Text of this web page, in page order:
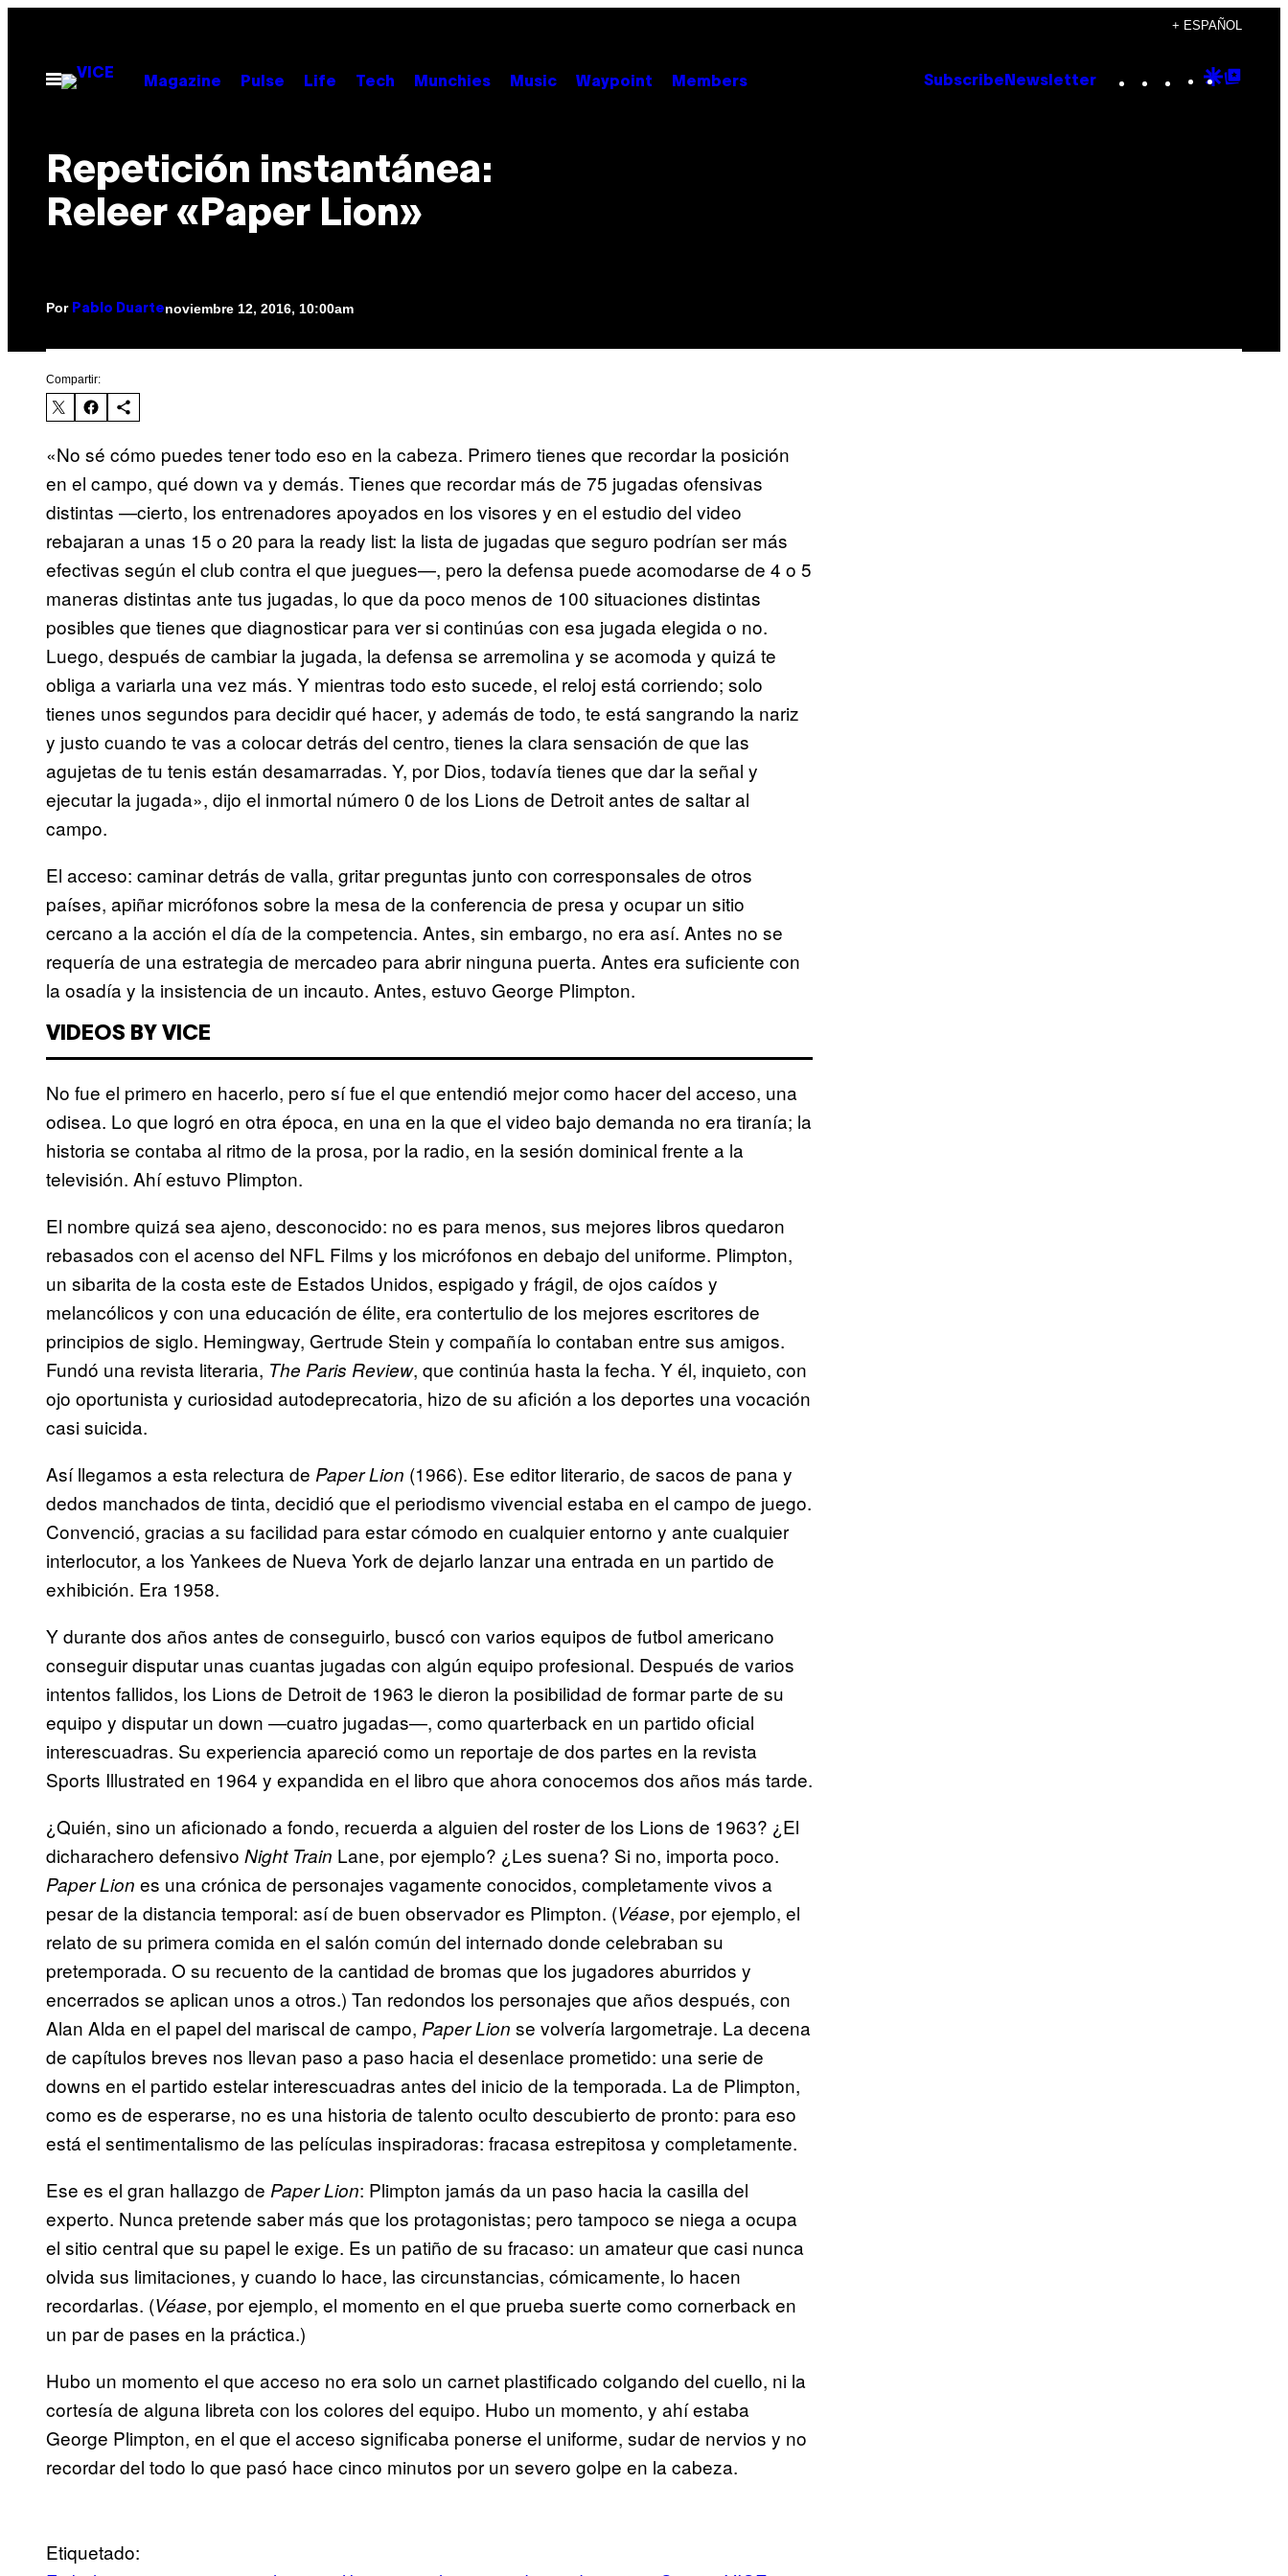
contenido
+ ESPAÑOL
Abrir
Menú
Magazine Pulse Life Tech Munchies Music Waypoint Members Subscribe Newsletter Instagram
TikTok
YouTube
Google
Repetición instantánea:
Releer «Paper Lion»
Por Pablo Duartenoviembre 12, 2016, 10:00am
Compartir:
«No sé cómo puedes tener todo eso en la cabeza. Primero tienes que recordar la posición
en el campo, qué down va y demás. Tienes que recordar más de 75 jugadas ofensivas
distintas —cierto, los entrenadores apoyados en los visores y en el estudio del video
rebajaran a unas 15 o 20 para la ready list: la lista de jugadas que seguro podrían ser más
efectivas según el club contra el que juegues—, pero la defensa puede acomodarse de 4 o 5
maneras distintas ante tus jugadas, lo que da poco menos de 100 situaciones distintas
posibles que tienes que diagnosticar para ver si continúas con esa jugada elegida o no.
Luego, después de cambiar la jugada, la defensa se arremolina y se acomoda y quizá te
obliga a variarla una vez más. Y mientras todo esto sucede, el reloj está corriendo; solo
tienes unos segundos para decidir qué hacer, y además de todo, te está sangrando la nariz
y justo cuando te vas a colocar detrás del centro, tienes la clara sensación de que las
agujetas de tu tenis están desamarradas. Y, por Dios, todavía tienes que dar la señal y
ejecutar la jugada», dijo el inmortal número 0 de los Lions de Detroit antes de saltar al
campo.
El acceso: caminar detrás de valla, gritar preguntas junto con corresponsales de otros
países, apiñar micrófonos sobre la mesa de la conferencia de presa y ocupar un sitio
cercano a la acción el día de la competencia. Antes, sin embargo, no era así. Antes no se
requería de una estrategia de mercadeo para abrir ninguna puerta. Antes era suficiente con
la osadía y la insistencia de un incauto. Antes, estuvo George Plimpton.
VIDEOS BY VICE
No fue el primero en hacerlo, pero sí fue el que entendió mejor como hacer del acceso, una
odisea. Lo que logró en otra época, en una en la que el video bajo demanda no era tiranía; la
historia se contaba al ritmo de la prosa, por la radio, en la sesión dominical frente a la
televisión. Ahí estuvo Plimpton.
El nombre quizá sea ajeno, desconocido: no es para menos, sus mejores libros quedaron
rebasados con el acenso del NFL Films y los micrófonos en debajo del uniforme. Plimpton,
un sibarita de la costa este de Estados Unidos, espigado y frágil, de ojos caídos y
melancólicos y con una educación de élite, era contertulio de los mejores escritores de
principios de siglo. Hemingway, Gertrude Stein y compañía lo contaban entre sus amigos.
Fundó una revista literaria, The Paris Review, que continúa hasta la fecha. Y él, inquieto, con
ojo oportunista y curiosidad autodeprecatoria, hizo de su afición a los deportes una vocación
casi suicida.
Así llegamos a esta relectura de Paper Lion (1966). Ese editor literario, de sacos de pana y
dedos manchados de tinta, decidió que el periodismo vivencial estaba en el campo de juego.
Convenció, gracias a su facilidad para estar cómodo en cualquier entorno y ante cualquier
interlocutor, a los Yankees de Nueva York de dejarlo lanzar una entrada en un partido de
exhibición. Era 1958.
Y durante dos años antes de conseguirlo, buscó con varios equipos de futbol americano
conseguir disputar unas cuantas jugadas con algún equipo profesional. Después de varios
intentos fallidos, los Lions de Detroit de 1963 le dieron la posibilidad de formar parte de su
equipo y disputar un down —cuatro jugadas—, como quarterback en un partido oficial
interescuadras. Su experiencia apareció como un reportaje de dos partes en la revista
Sports Illustrated en 1964 y expandida en el libro que ahora conocemos dos años más tarde.
¿Quién, sino un aficionado a fondo, recuerda a alguien del roster de los Lions de 1963? ¿El
dicharachero defensivo Night Train Lane, por ejemplo? ¿Les suena? Si no, importa poco.
Paper Lion es una crónica de personajes vagamente conocidos, completamente vivos a
pesar de la distancia temporal: así de buen observador es Plimpton. (Véase, por ejemplo, el
relato de su primera comida en el salón común del internado donde celebraban su
pretemporada. O su recuento de la cantidad de bromas que los jugadores aburridos y
encerrados se aplican unos a otros.) Tan redondos los personajes que años después, con
Alan Alda en el papel del mariscal de campo, Paper Lion se volvería largometraje. La decena
de capítulos breves nos llevan paso a paso hacia el desenlace prometido: una serie de
downs en el partido estelar interescuadras antes del inicio de la temporada. La de Plimpton,
como es de esperarse, no es una historia de talento oculto descubierto de pronto: para eso
está el sentimentalismo de las películas inspiradoras: fracasa estrepitosa y completamente.
Ese es el gran hallazgo de Paper Lion: Plimpton jamás da un paso hacia la casilla del
experto. Nunca pretende saber más que los protagonistas; pero tampoco se niega a ocupa
el sitio central que su papel le exige. Es un patiño de su fracaso: un amateur que casi nunca
olvida sus limitaciones, y cuando lo hace, las circunstancias, cómicamente, lo hacen
recordarlas. (Véase, por ejemplo, el momento en el que prueba suerte como cornerback en
un par de pases en la práctica.)
Hubo un momento el que acceso no era solo un carnet plastificado colgando del cuello, ni la
cortesía de alguna libreta con los colores del equipo. Hubo un momento, y ahí estaba
George Plimpton, en el que el acceso significaba ponerse el uniforme, sudar de nervios y no
recordar del todo lo que pasó hace cinco minutos por un severo golpe en la cabeza.
Etiquetado: